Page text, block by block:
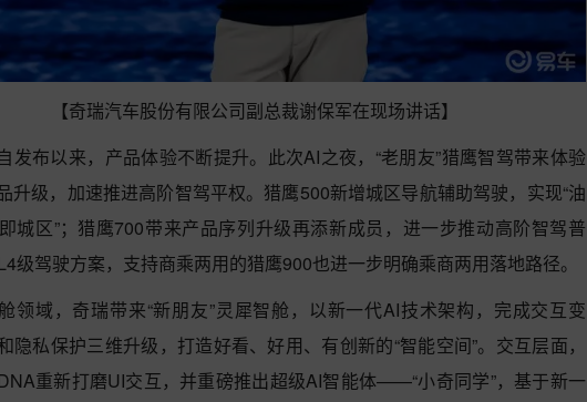
【奇瑞汽车股份有限公司副总裁谢保军在现场讲话】
发布以来，产品体验不断提升。此次AI之夜，“老朋友”猎鹰智驾带来体验
升级，加速推进高阶智驾平权。猎鹰500新增城区导航辅助驾驶，实现“油
城区”；猎鹰700带来产品序列升级再添新成员，进一步推动高阶智驾普
级驾驶方案，支持商乘两用的猎鹰900也进一步明确乘商两用落地路径。
领域，奇瑞带来“新朋友”灵犀智舱，以新一代AI技术架构，完成交互变
隐私保护三维升级，打造好看、好用、有创新的“智能空间”。交互层面，
重新打磨UI交互，并重磅推出超级AI智能体——“小奇同学”，基于新一